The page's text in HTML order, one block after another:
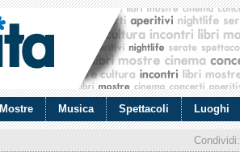
Mostre Musica Spettacoli Luoghi
Condividi: